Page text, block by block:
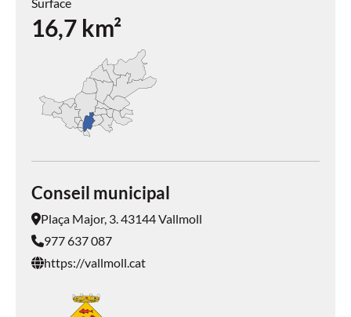
16,7 km²
Conseil municipal
Plaça Major, 3. 43144 Vallmoll
977 637 087
https://vallmoll.cat